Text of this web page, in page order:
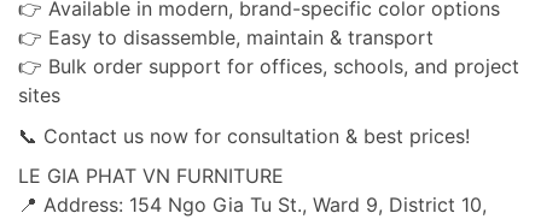
👉 Available in modern, brand-specific color options
👉 Easy to disassemble, maintain & transport
👉 Bulk order support for offices, schools, and project
sites
📞 Contact us now for consultation & best prices!
LE GIA PHAT VN FURNITURE
📍 Address: 154 Ngo Gia Tu St., Ward 9, District 10,